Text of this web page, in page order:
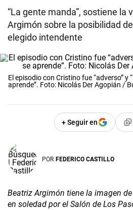
“La gente manda”, sostiene la
Argimón sobre la posibilidad
elegido intendente
El episodio con Cristino fue “adverso” y
aprende”. Foto: Nicolás Der Agopián /
+ Seguir en
POR FEDERICO CASTILLO
Beatriz Argimón tiene la imagen
en soledad por el Salón de Los